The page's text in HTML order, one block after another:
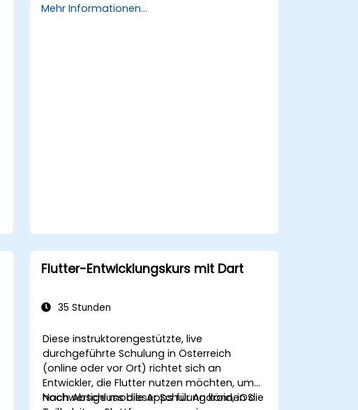
Navigation zu erstellen.
Mehr Informationen...
Flutter-Entwicklungskurs mit Dart
35 Stunden
Diese instruktorengestützte, live
durchgeführte Schulung in Österreich
(online oder vor Ort) richtet sich an
Entwickler, die Flutter nutzen möchten, um
hochwertige mobile Apps für Android, iOS
Nach Abschluss dieser Schulung können die